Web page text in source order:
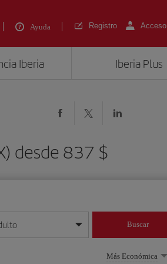
Ayuda Registro Acceso
Iberia Iberia Plus
desde 837 $
mes/año
Buscar
Más Económica